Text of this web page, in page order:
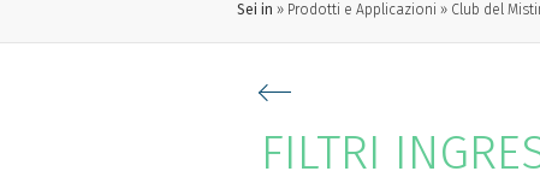
Sei in Prodotti e Applicazioni Club del
FILTRI